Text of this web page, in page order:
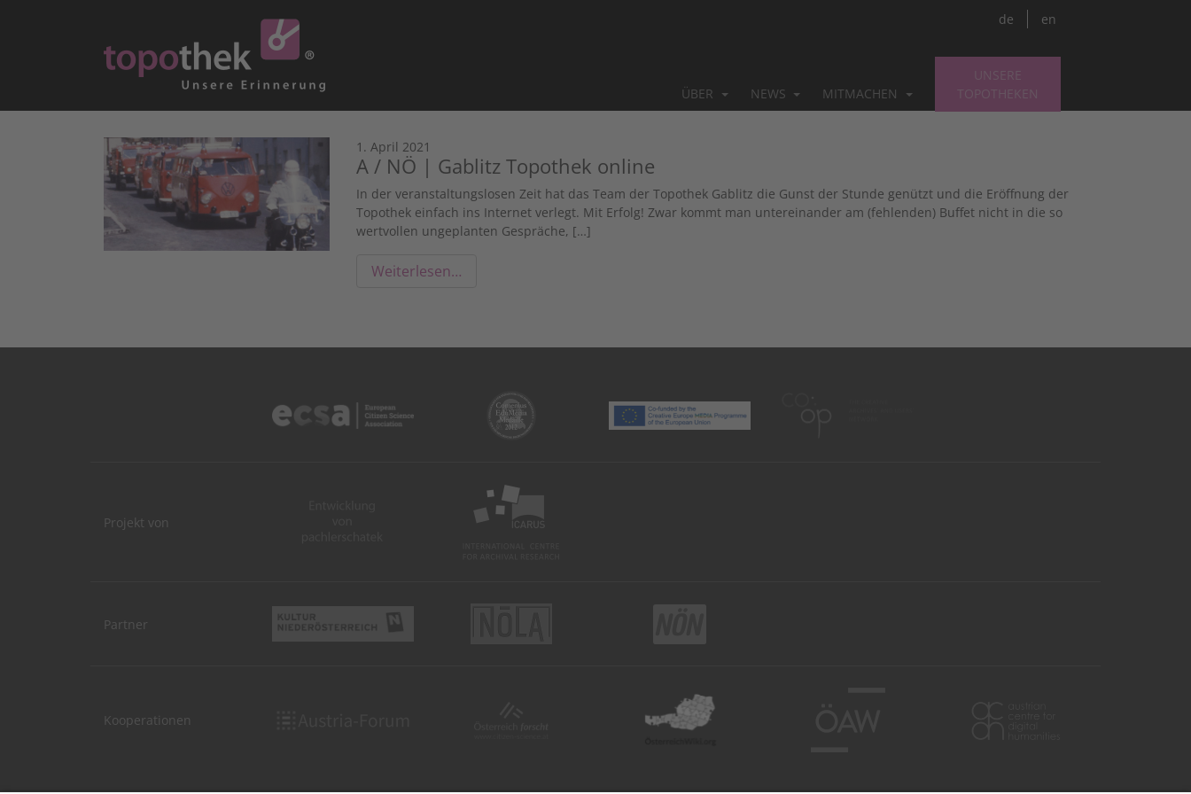
ÜBER NEWS MITMACHEN
UNSERE
TOPOTHEKEN
de en
1. April 2021
A / NÖ | Gablitz Topothek online
In der veranstaltungslosen Zeit hat das Team der Topothek Gablitz die Gunst der Stunde genützt und die Eröffnung der
Topothek einfach ins Internet verlegt. Mit Erfolg! Zwar kommt man untereinander am (fehlenden) Buffet nicht in die so
wertvollen ungeplanten Gespräche, […]
Weiterlesen…
Projekt von
Partner
Kooperationen